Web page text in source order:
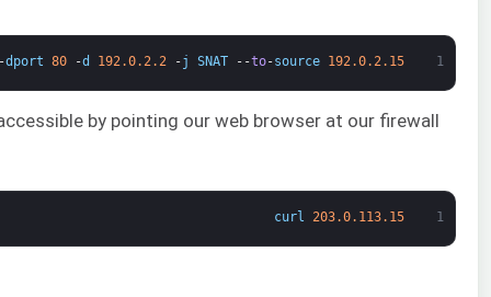
1
dport 80 -d 192.0.2.2 -j SNAT --to-source 192.0.2.15
by pointing our web browser at our firewall
1
curl 203.0.113.15